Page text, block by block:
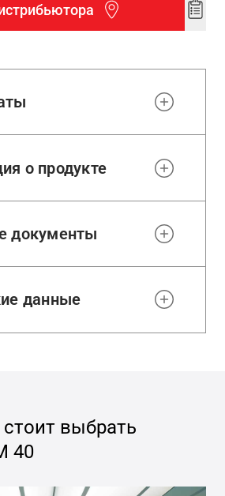
Add
о продукте
документы
данные
выбрать
40